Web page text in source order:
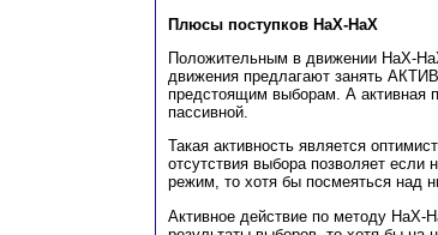
Плюсы поступков НаХ-НаХ
Положительным в движении НаХ-
движения предлагают занять
предстоящим выборам. А активная
пассивной.
Такая активность является
отсутствия выбора позволяет
режим, то хотя бы посмеяться над
Активное действие по методу НаХ-